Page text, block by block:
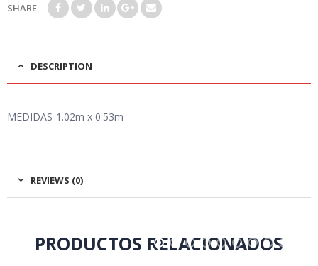
SHARE
DESCRIPTION
MEDIDAS 1.02m x 0.53m
REVIEWS (0)
PRODUCTOS RELACIONADOS